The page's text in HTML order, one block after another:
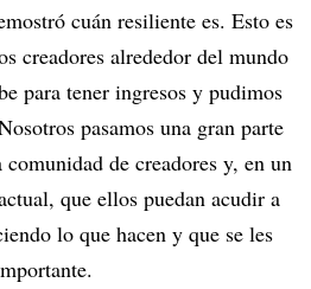
cuán resiliente es. Esto es
creadores alrededor del mundo
para tener ingresos y pudimos
pasamos una gran parte
de creadores y, en un
que ellos puedan acudir a
lo que hacen y que se les